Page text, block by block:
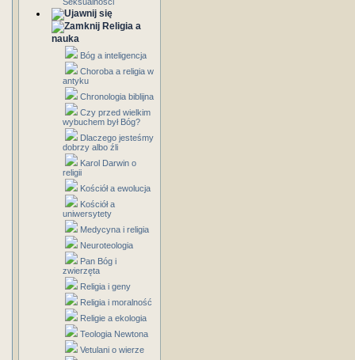
Religia a
nauka
Bóg a inteligencja
Choroba a religia w
antyku
Chronologia biblijna
Czy przed wielkim
wybuchem był Bóg?
Dlaczego jesteśmy
dobrzy albo źli
Karol Darwin o
religii
Kościół a ewolucja
Kościół a
uniwersytety
Medycyna i religia
Neuroteologia
Pan Bóg i
zwierzęta
Religia i geny
Religia i moralność
Religie a ekologia
Teologia Newtona
Vetulani o wierze